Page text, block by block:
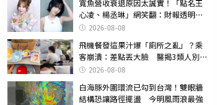
寬魚營收衰退原因太誠實！「點名王
心凌、楊丞琳」網笑翻：財報透明度
滿分2026-08-08
飛機餐發這果汁爆「廁所之亂」？乘
客崩潰：差點丟大臉 醫揭3類人別亂
喝 2026-08-08
白海豚外圍環流已勾到台灣！雙眼牆
結構恐讓路徑擺盪 今明風雨浪最強